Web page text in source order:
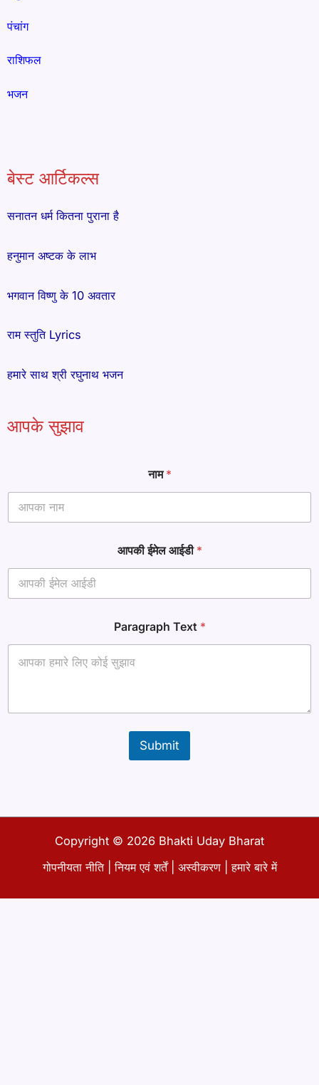
पंचांग
राशिफल
भजन
बेस्ट आर्टिकल्स
सनातन धर्म कितना पुराना है
हनुमान अष्टक के लाभ
भगवान विष्णु के 10 अवतार
राम स्तुति Lyrics
हमारे साथ श्री रघुनाथ भजन
आपके सुझाव
नाम*
ई
डी
ना
म
आपकी ईमेल आईडी *
Paragraph Text *
Submit
Copyright © 2026 Bhakti Uday Bharat
गोपनीयता नीति|नियम एवं शर्तें| अस्वीकरण |हमारे बारे में